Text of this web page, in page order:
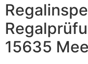
15635